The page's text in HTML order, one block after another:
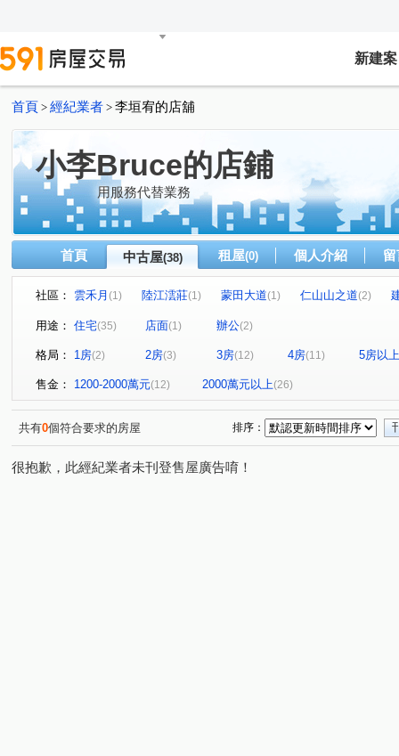
新建案
首頁 > 經紀業者 > 李垣宥的店舖
小李Bruce的店鋪
用服務代替業務
首頁 中古屋(38) 租屋(0) 個人介紹
社區： 雲禾月 (1) 陸江澐莊(1) 蒙田大道(1) 仁山山之道(2)
長虹 PARK608 (1) 仁山協和 (1)
公園錄
聖荷西花園 大直璞園 (1) 日升月恆 (1)
湖山村(1) 國家君臨 微笑台北(1)
堤頂大道二段(1) 環河北路二段(1) 民權東路六段(3)
市
內湖路三段(2) 民生東路五段(1) 瑞安街(1) 北安路(1)
康寧路三段(2) 內湖路二段(1) 復興北路(1) 安康路(1)
大湖街(1) 成功路二段 (1) 天母東路
用途： 住宅(35) 店面(1) 辦公(2)
格局： 1房(2) 2房(3) 3房(12) 4房(11) 5房以上
售金： 1200-2000萬元(12) 2000萬元以上(26)
共有0個符合要求的房屋 排序：
很抱歉，此經紀業者未刊登售屋廣告唷！